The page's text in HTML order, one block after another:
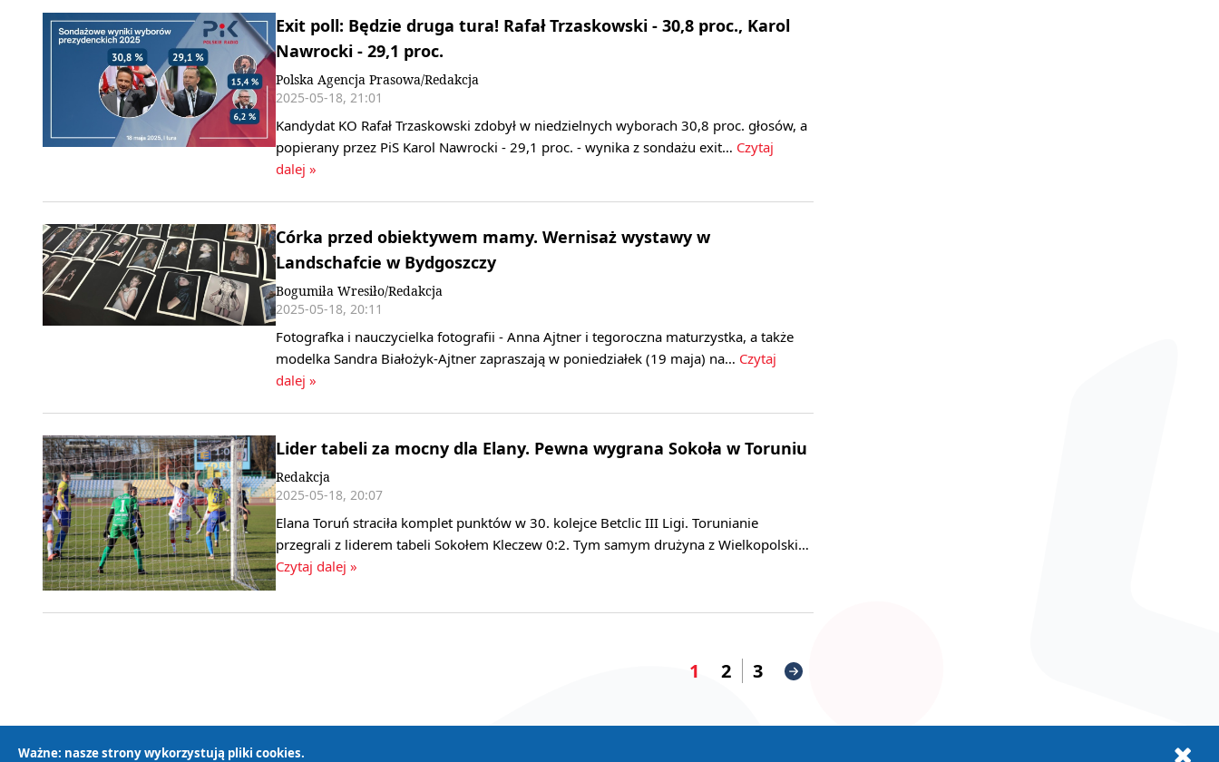
Exit poll: Będzie druga tura! Rafał Trzaskowski - 30,8 proc., Karol
Nawrocki - 29,1 proc.
Polska Agencja Prasowa/Redakcja
2025-05-18, 21:01
Kandydat KO Rafał Trzaskowski zdobył w niedzielnych wyborach 30,8 proc. głosów, a
popierany przez PiS Karol Nawrocki - 29,1 proc. - wynika z sondażu exit… Czytaj
dalej »
Córka przed obiektywem mamy. Wernisaż wystawy w
Landschafcie w Bydgoszczy
Bogumiła Wresiło/Redakcja
2025-05-18, 20:11
Fotografka i nauczycielka fotografii - Anna Ajtner i tegoroczna maturzystka, a także
modelka Sandra Białożyk-Ajtner zapraszają w poniedziałek (19 maja) na… Czytaj
dalej »
Lider tabeli za mocny dla Elany. Pewna wygrana Sokoła w Toruniu
Redakcja
2025-05-18, 20:07
Elana Toruń straciła komplet punktów w 30. kolejce Betclic III Ligi. Torunianie
przegrali z liderem tabeli Sokołem Kleczew 0:2. Tym samym drużyna z Wielkopolski…
Czytaj dalej »
1 2 3
Ważne: nasze strony wykorzystują pliki cookies.